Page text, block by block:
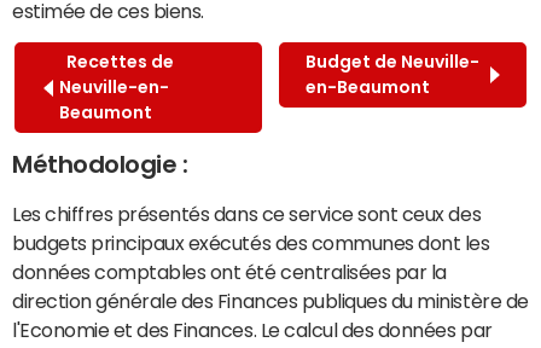
estimée de ces biens.
Recettes de
Neuville-en-
Beaumont
Budget de Neuville-
en-Beaumont
Méthodologie :
Les chiffres présentés dans ce service sont ceux des
budgets principaux exécutés des communes dont les
données comptables ont été centralisées par la
direction générale des Finances publiques du ministère de
l'Economie et des Finances. Le calcul des données par